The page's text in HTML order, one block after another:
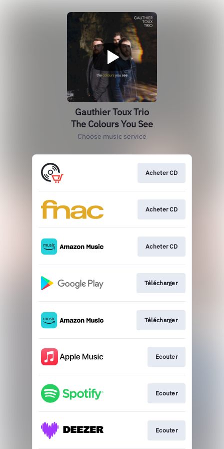
Gauthier Toux Trio
The Colours You See
Choose music service
Acheter CD
Acheter CD
Acheter CD
Télécharger
Télécharger
Ecouter
Ecouter
Ecouter